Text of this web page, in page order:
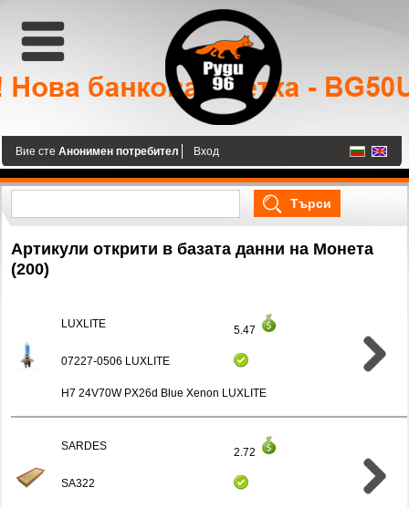
Вие сте Анонимен потребител Вход
Артикули открити в базата данни на Монета
(200)
LUXLITE 5.47
07227-0506 LUXLITE
H7 24V70W PX26d Blue Xenon LUXLITE
SARDES 2.72
SA322